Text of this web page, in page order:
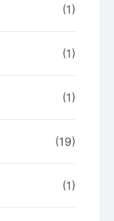
(1)
(1)
(1)
(19)
(1)